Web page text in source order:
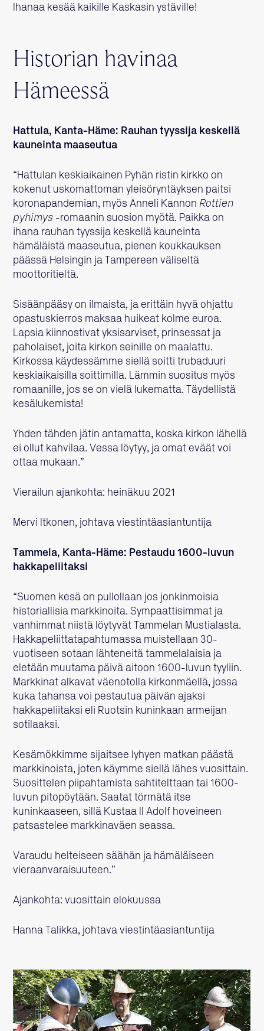
Ihanaa kesää kaikille Kaskasin ystäville!
Historian havinaa
Hämeessä
Hattula, Kanta-Häme: Rauhan tyyssija keskellä
kauneinta maaseutua
“Hattulan keskiaikainen Pyhän ristin kirkko on
kokenut uskomattoman yleisöryntäyksen paitsi
koronapandemian, myös Anneli Kannon Rottien
pyhimys -romaanin suosion myötä. Paikka on
ihana rauhan tyyssija keskellä kauneinta
hämäläistä maaseutua, pienen koukkauksen
päässä Helsingin ja Tampereen väliseltä
moottoritieltä.
Sisäänpääsy on ilmaista, ja erittäin hyvä ohjattu
opastuskierros maksaa huikeat kolme euroa.
Lapsia kiinnostivat yksisarviset, prinsessat ja
paholaiset, joita kirkon seinille on maalattu.
Kirkossa käydessämme siellä soitti trubaduuri
keskiaikaisilla soittimilla. Lämmin suositus myös
romaanille, jos se on vielä lukematta. Täydellistä
kesälukemista!
Yhden tähden jätin antamatta, koska kirkon lähellä
ei ollut kahvilaa. Vessa löytyy, ja omat eväät voi
ottaa mukaan.”
Vierailun ajankohta: heinäkuu 2021
Mervi Itkonen, johtava viestintäasiantuntija
Tammela, Kanta-Häme: Pestaudu 1600-luvun
hakkapeliitaksi
“Suomen kesä on pullollaan jos jonkinmoisia
historiallisia markkinoita. Sympaattisimmat ja
vanhimmat niistä löytyvät Tammelan Mustialasta.
Hakkapeliittatapahtumassa muistellaan 30-
vuotiseen sotaan lähteneitä tammelalaisia ja
eletään muutama päivä aitoon 1600-luvun tyyliin.
Markkinat alkavat väenotolla kirkonmäellä, jossa
kuka tahansa voi pestautua päivän ajaksi
hakkapeliitaksi eli Ruotsin kuninkaan armeijan
sotilaaksi.
Kesämökkimme sijaitsee lyhyen matkan päästä
markkinoista, joten käymme siellä lähes vuosittain.
Suosittelen piipahtamista sahtitelttaan tai 1600-
luvun pitopöytään. Saatat törmätä itse
kuninkaaseen, sillä Kustaa II Adolf hoveineen
patsastelee markkinaväen seassa.
Varaudu helteiseen säähän ja hämäläiseen
vieraanvaraisuuteen.”
Ajankohta: vuosittain elokuussa
Hanna Talikka, johtava viestintäasiantuntija